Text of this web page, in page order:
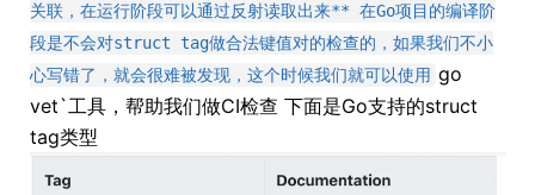
关联，在运行阶段可以通过反射读取出来** 在Go项目的编译阶
段是不会对struct tag做合法键值对的检查的，如果我们不小
心写错了，就会很难被发现，这个时候我们就可以使用 go
vet`工具，帮助我们做CI检查 下面是Go支持的struct
tag类型